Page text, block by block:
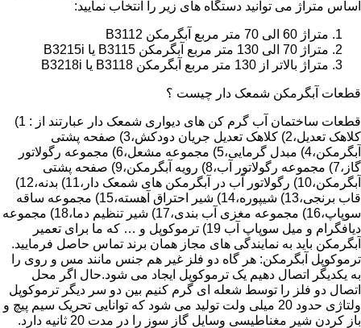
اساس متراژ می توانید دستگاه های زیر را انتخاب نمایید:
متراژ 60 الی 70 متر مربع آبگرمکن B3112
متراژ 70 الی 130 متر مربع آبگرمکن B3115 یا B3215i
متراژ بالاتر از 130 متر مربع آبگرمکن B3118 یا B3218i
قطعات آبگرمکن شمعک دار چیست ؟
قطعات ساختمان آب گرم کن های دیواری شمعک دار عبارتند از : 1)
کلاهک تعدیل،2) کلاهک تعدیل جریان دودکش،3) صفحه پشتی
آبگرمکن،4) مبدل گرمایی،5) مجموعه مشعل،6) مجموعه رگولاتور
گاز،7) مجموعه رگولاتور آب،8) رویه آبگرمکن،9) صفحه پشتی
آبگرمکن،10) رگولاتور آب در آبگرمکن های شمعک دار،11) بدنه،12)
قاب برنجی،13) شیپوره،14) شیر احتراق آهسته،15) مجموعه ساقه
سوپاپ،16) مجموعه مغزی آب بندی،17) شیر تنظیم دما،18) مجموعه
دیافگرام و میل سوپاپ آب 19) ترموکوپل و … که ما برای تعمیر
آبگرمکن باید به نمایندگی های مجاز همان برند تماس حاصل فرمایید.
ترموکوپل آبگرمکن: هر گاه دو فلز غیر هم جنس مانند مس و روی را
به یکدیگر اتصال دهیم یک ترموکوپل ایجاد می شود.حال اگر محل
اتصال دو فلز را توسط شعله ای گرم کنیم بین دو سر دیگر ترموکوپل
ولتاژی حدود 20 میلی ولت تولید می شود که توانایی تحریک سیم پیچ و
باز کردن شیر مغناطیسی وسایل گاز سوز را در مدت 20 ثانیه دارد.